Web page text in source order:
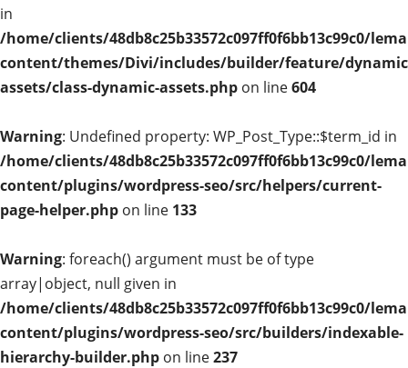
in
/home/clients/48db8c25b33572c097ff0f6bb13c99c0/
content/themes/Divi/includes/builder/feature/
assets/class-dynamic-assets.php on line604
Warning: Undefined property: WP_Post_Type::$term_id in
/home/clients/48db8c25b33572c097ff0f6bb13c99c0/
content/plugins/wordpress-seo/src/helpers/current-
page-helper.php on line 133
Warning: foreach() argument must be of type
array|object, null given in
/home/clients/48db8c25b33572c097ff0f6bb13c99c0/
content/plugins/wordpress-seo/src/builders/indexable-
hierarchy-builder.php on line237